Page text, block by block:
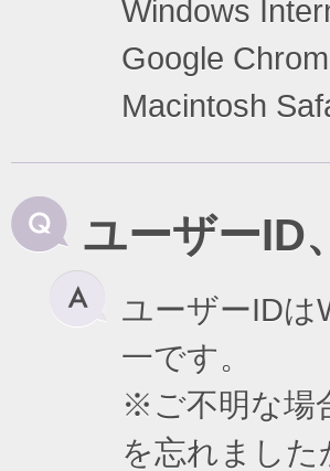
Windows
Google
Macintosh
ユーザーID
ユーザーIDは
一です。
※ご不明な場
を忘れまし